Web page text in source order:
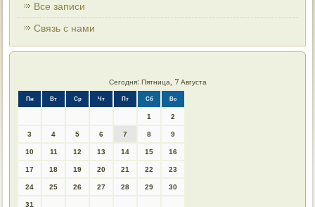
Все записи
Связь с нами
Сегодня: Пятница, 7 Августа
Пн Вт Ср Чт Пт Сб Вс
1 2
3 4 5 6 7 8 9
10 11 12 13 14 15 16
17 18 19 20 21 22 23
24 25 26 27 28 29 30
31